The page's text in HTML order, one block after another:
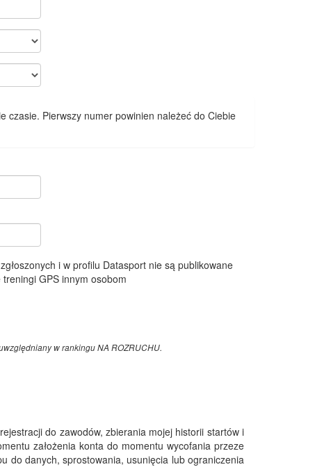
czasie. Pierwszy numer powinien należeć do Ciebie
i w profilu Datasport nie są publikowane
GPS innym osobom
w rankingu NA ROZRUCHU.
do zawodów, zbierania mojej historii startów i
założenia konta do momentu wycofania przeze
do danych, sprostowania, usunięcia lub ograniczenia